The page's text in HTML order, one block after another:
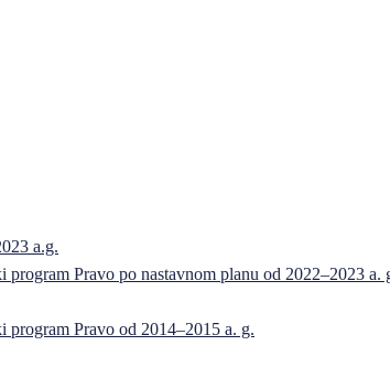
a.g.
program Pravo po nastavnom planu od 2022–2023 a.
program Pravo od 2014–2015 a. g.